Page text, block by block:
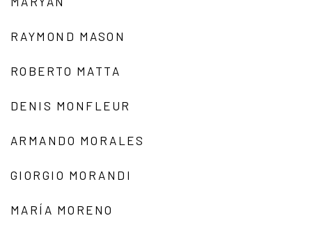
RAYMOND MASON
ROBERTO MATTA
DENIS MONFLEUR
ARMANDO MORALES
GIORGIO MORANDI
MARÍA MORENO